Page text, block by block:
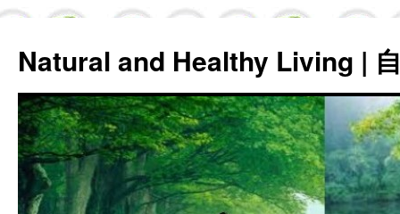
Natural and Healthy Living |